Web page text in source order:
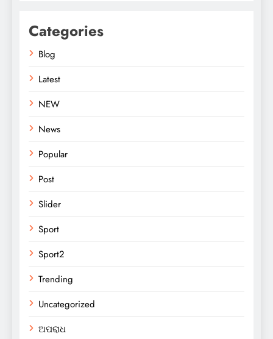
Categories
Blog
Latest
NEW
News
Popular
Post
Slider
Sport
Sport2
Trending
Uncategorized
ଅପରାଧ